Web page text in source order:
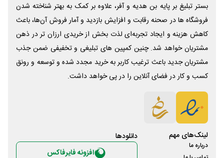
بستر تبلیغ بر پایه بن هدیه و آفر، علاوه بر کمک به بهتر شناخته شدن
فروشگاه ها در صحنه رقابت و افزایش بازدید و آمار فروش آن‌ها، باعث
کاهش هزینه و ایجاد تجربه‌ای لذت بخش از خریدی ارزان تر در ذهن
مشتریان خواهد شد. چنین کمپین های تبلیغی و تخفیفی ضمن جذب
مشتریان جدید باعث ترغیب کاربر به خرید مجدد شده و توسعه و رونق
کسب و کار در فضای آنلاین را در پی خواهد داشت.
لینک‌های مهم
درباره ما
دانلود‌ها
افزونه فایرفاکس